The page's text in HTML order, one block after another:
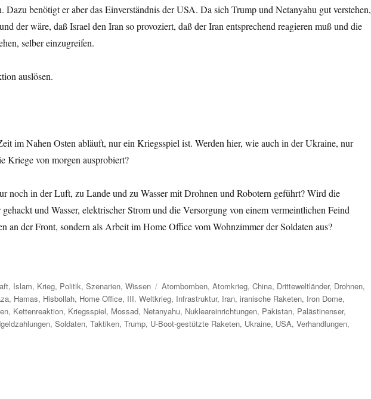
Dazu benötigt er aber das Einverständnis der USA. Da sich Trump und Netanyahu gut verstehen,
der wäre, daß Israel den Iran so provoziert, daß der Iran entsprechend reagieren muß und die
selber einzugreifen.
auslösen.
im Nahen Osten abläuft, nur ein Kriegsspiel ist. Werden hier, wie auch in der Ukraine, nur
Kriege von morgen ausprobiert?
noch in der Luft, zu Lande und zu Wasser mit Drohnen und Robotern geführt? Wird die
und Wasser, elektrischer Strom und die Versorgung von einem vermeintlichen Feind
an der Front, sondern als Arbeit im Home Office vom Wohnzimmer der Soldaten aus?
, Islam, Krieg, Politik,Szenarien,Wissen Schlagwörter
Atombomben,Atomkrieg,China, Dritteweltländer, Drohnen,
, Hamas, Hisbollah, Home Office, III. Weltkrieg, Infrastruktur, Iran,iranische Raketen, Iron Dome,
, Kettenreaktion, Kriegsspiel, Mossad, Netanyahu, Nukleareinrichtungen, Pakistan, Palästinenser,
,Soldaten,Taktiken,Trump, U-Boot-gestützte Raketen, Ukraine, USA,Verhandlungen,